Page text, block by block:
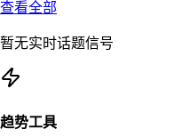
查看全部
暂无实时话题信号
趋势工具